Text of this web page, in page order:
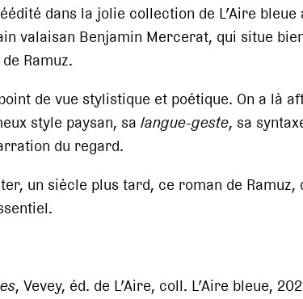
dans la jolie collection de L’Aire bleue
valaisan Benjamin Mercerat, qui situe
Ramuz.
de vue stylistique et poétique. On a là
style paysan, sa langue-geste, sa
du regard.
un siècle plus tard, ce roman de Ramuz,
, Vevey, éd. de L’Aire, coll. L’Aire bleue,